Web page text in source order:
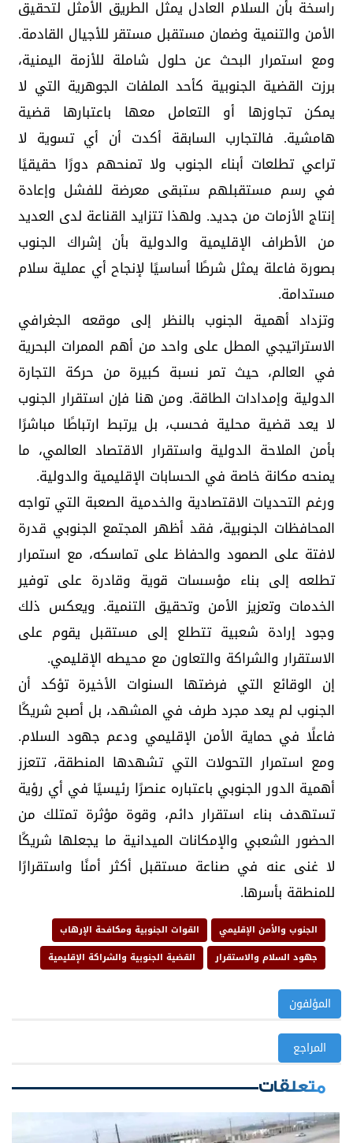
راسخة بأن السلام العادل يمثل الطريق الأمثل لتحقيق
الأمن والتنمية وضمان مستقبل مستقر للأجيال القادمة.
ومع استمرار البحث عن حلول شاملة للأزمة اليمنية،
برزت القضية الجنوبية كأحد الملفات الجوهرية التي لا
يمكن تجاوزها أو التعامل معها باعتبارها قضية
هامشية. فالتجارب السابقة أكدت أن أي تسوية لا
تراعي تطلعات أبناء الجنوب ولا تمنحهم دورًا حقيقيًا
في رسم مستقبلهم ستبقى معرضة للفشل وإعادة
إنتاج الأزمات من جديد. ولهذا تتزايد القناعة لدى العديد
من الأطراف الإقليمية والدولية بأن إشراك الجنوب
بصورة فاعلة يمثل شرطًا أساسيًا لإنجاح أي عملية سلام
مستدامة.
وتزداد أهمية الجنوب بالنظر إلى موقعه الجغرافي
الاستراتيجي المطل على واحد من أهم الممرات البحرية
في العالم، حيث تمر نسبة كبيرة من حركة التجارة
الدولية وإمدادات الطاقة. ومن هنا فإن استقرار الجنوب
لا يعد قضية محلية فحسب، بل يرتبط ارتباطًا مباشرًا
بأمن الملاحة الدولية واستقرار الاقتصاد العالمي، ما
يمنحه مكانة خاصة في الحسابات الإقليمية والدولية.
ورغم التحديات الاقتصادية والخدمية الصعبة التي تواجه
المحافظات الجنوبية، فقد أظهر المجتمع الجنوبي قدرة
لافتة على الصمود والحفاظ على تماسكه، مع استمرار
تطلعه إلى بناء مؤسسات قوية وقادرة على توفير
الخدمات وتعزيز الأمن وتحقيق التنمية. ويعكس ذلك
وجود إرادة شعبية تتطلع إلى مستقبل يقوم على
الاستقرار والشراكة والتعاون مع محيطه الإقليمي.
إن الوقائع التي فرضتها السنوات الأخيرة تؤكد أن
الجنوب لم يعد مجرد طرف في المشهد، بل أصبح شريكًا
فاعلًا في حماية الأمن الإقليمي ودعم جهود السلام.
ومع استمرار التحولات التي تشهدها المنطقة، تتعزز
أهمية الدور الجنوبي باعتباره عنصرًا رئيسيًا في أي رؤية
تستهدف بناء استقرار دائم، وقوة مؤثرة تمتلك من
الحضور الشعبي والإمكانات الميدانية ما يجعلها شريكًا
لا غنى عنه في صناعة مستقبل أكثر أمنًا واستقرارًا
للمنطقة بأسرها.
الجنوب والأمن الإقليمي
القوات الجنوبية ومكافحة الإرهاب
جهود السلام والاستقرار
القضية الجنوبية والشراكة الإقليمية
المؤلفون
المراجع
متعلقات